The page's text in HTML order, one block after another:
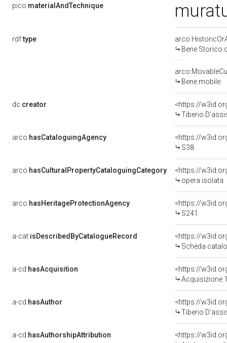
pico:materialAndTechnique
rdf:type
Bene Storico
Bene mobile
dc:creator
<https://
Tiberio
arco:hasCataloguingAgency
<https://
S38
arco:hasCulturalPropertyCataloguingCategory
<https://
opera isolata
arco:hasHeritageProtectionAgency
<https://
S241
a-cat:isDescribedByCatalogueRecord
<https://
Scheda
a-cd:hasAcquisition
<https://
Acquisizione
a-cd:hasAuthor
<https://
Tiberio
a-cd:hasAuthorshipAttribution
<https://